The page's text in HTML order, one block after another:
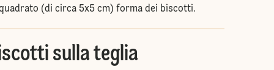
(di circa 5x5 cm) forma dei biscotti.
sulla teglia